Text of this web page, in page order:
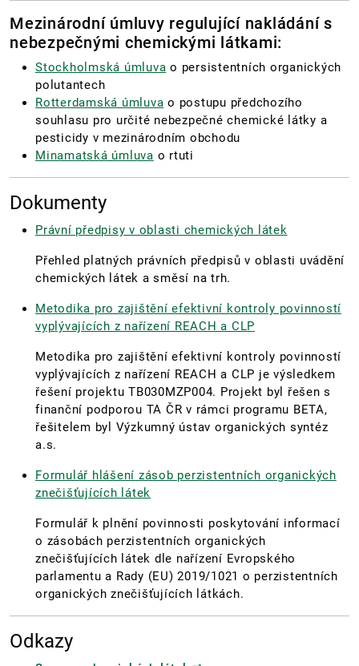
Mezinárodní úmluvy regulující nakládání s
nebezpečnými chemickými látkami:
Stockholmská úmluva o persistentních organických
polutantech
Rotterdamská úmluva o postupu předchozího
souhlasu pro určité nebezpečné chemické látky a
pesticidy v mezinárodním obchodu
Minamatská úmluva o rtuti
Dokumenty
Právní předpisy v oblasti chemických látek
Přehled platných právních předpisů v oblasti uvádění
chemických látek a směsí na trh.
Metodika pro zajištění efektivní kontroly povinností
vyplývajících z nařízení REACH a CLP
Metodika pro zajištění efektivní kontroly povinností
vyplývajících z nařízení REACH a CLP je výsledkem
řešení projektu TB030MZP004. Projekt byl řešen s
finanční podporou TA ČR v rámci programu BETA,
řešitelem byl Výzkumný ústav organických syntéz
a.s.
Formulář hlášení zásob perzistentních organických
znečišťujících látek
Formulář k plnění povinnosti poskytování informací
o zásobách perzistentních organických
znečišťujících látek dle nařízení Evropského
parlamentu a Rady (EU) 2019/1021 o perzistentních
organických znečišťujících látkách.
Odkazy